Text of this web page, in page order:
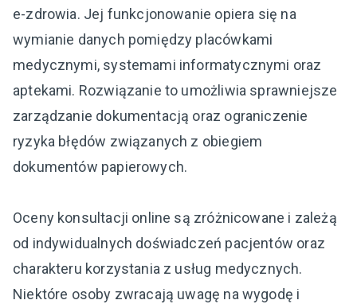
e-zdrowia. Jej funkcjonowanie opiera się na
wymianie danych pomiędzy placówkami
medycznymi, systemami informatycznymi oraz
aptekami. Rozwiązanie to umożliwia sprawniejsze
zarządzanie dokumentacją oraz ograniczenie
ryzyka błędów związanych z obiegiem
dokumentów papierowych.
Oceny konsultacji online są zróżnicowane i zależą
od indywidualnych doświadczeń pacjentów oraz
charakteru korzystania z usług medycznych.
Niektóre osoby zwracają uwagę na wygodę i